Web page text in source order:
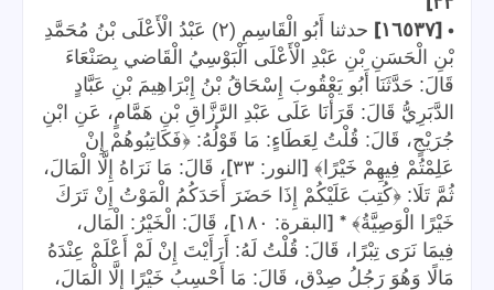
• [١٦٥٣٧]
حدثنا أَبُو الْقَاسِمِ (٢) عَبْدُ الْأَعْلَى بْنُ مُحَمَّدِ
بْنِ الْحَسَنِ بْنِ عَبْدِ الْأَعْلَى الْبَوْسِيُ الْقَاضي بِصَنْعَاءَ
قَالَ: حَدَّثَنَا أَبُو يَعْقُوبَ إِسْحَاقُ بْنُ إِبْرَاهِيمَ بْنِ عَبَّادٍ
الدَّبَرِيُّ قَالَ: قَرَأْنَا عَلَى عَبْدِ الرَّزَّاقِ بْنِ هَمَّامٍ، عَنِ ابْنِ
جُرَيْجٍ، قَالَ: قُلْتُ لِعَطَاءٍ: مَا قَوْلُهُ: ﴿فَكَاتِبُوهُمْ إِنْ
عَلِمْتُمْ فِيهِمْ خَيْرًا﴾ [النور: ٣٣ ]، قَالَ: مَا نَرَاهُ إِلَّا الْمَالَ،
ثُمَّ تَلَا: ﴿كُتِبَ عَلَيْكُمْ إِذَا حَضَرَ أَحَدَكُمُ الْمَوْتُ إِنْ تَرَكَ
خَيْرًا الْوَصِيَّةُ﴾ * [البقرة: ١٨٠ ]، قَالَ: الْخَيْرُ: الْمَال،
فِيمَا نَرَى تِبْرًا، قَالَ: قُلْتُ لَهُ: أَرَأَيْتَ إِنْ لَمْ أَعْلَمْ عِنْدَهُ
مَالًا وَهُوَ رَجُلُ صِدْقٍ، قَالَ: مَا أَحْسِبُ خَيْرًا إِلَّا الْمَالَ،